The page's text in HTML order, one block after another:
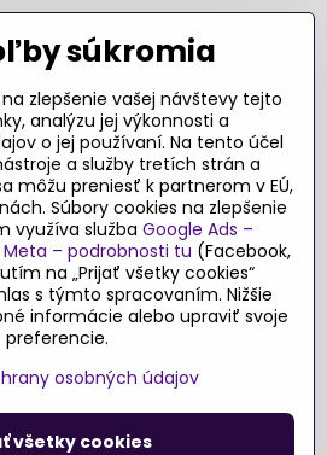
e-shop​. Fungujeme len
a všetkým, ktorí veria
kvalitných hračiek s
Každý nákup na
je pre nás podporou a
hračky a produkty,
2026Copyright
ochrany osobných údajov
súkromia
zlepšenie vašej návštevy tejto
analýzu jej výkonnosti a
o jej používaní. Na tento účel
a služby tretích strán a
môžu preniesť k partnerom v EÚ,
Súbory cookies na zlepšenie
využíva služba Google Ads –
Meta – podrobnosti tu (Facebook,
na „Prijať všetky cookies“
s týmto spracovaním. Nižšie
informácie alebo upraviť svoje
preferencie.
osobných údajov
všetky cookies